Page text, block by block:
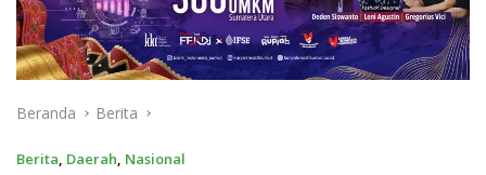
Beranda Berita
Berita, Daerah, Nasional